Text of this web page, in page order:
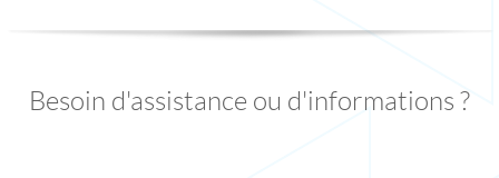
Besoin d'assistance ou d'informations ?